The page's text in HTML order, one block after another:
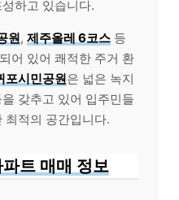
하고 있습니다.
원, 제주올레 6코스 등
어 있어 쾌적한 주거 환
포시민공원은 넓은 녹지
갖추고 있어 입주민들
최적의 공간입니다.
트 매매 정보